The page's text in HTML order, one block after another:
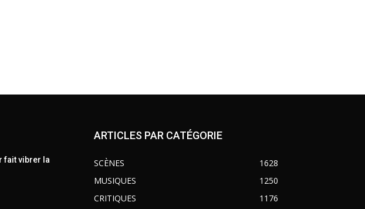
fait vibrer la
ARTICLES PAR CATÉGORIE
SCÈNES
1628
MUSIQUES
1250
CRITIQUES
1176